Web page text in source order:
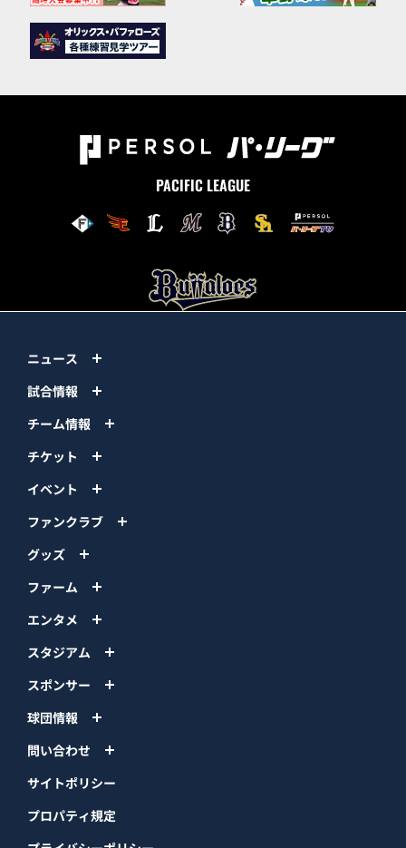
PACIFIC LEAGUE
ニュース
試合情報
チーム情報
チケット
イベント
ファンクラブ
グッズ
ファーム
エンタメ
スタジアム
スポンサー
球団情報
問い合わせ
サイトポリシー
プロパティ規定